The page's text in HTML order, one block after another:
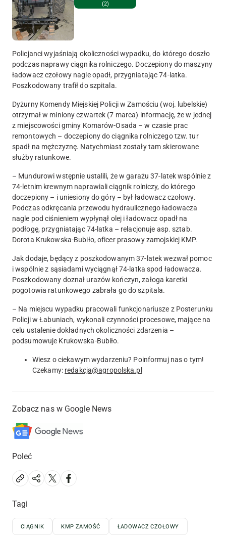
(2)
Policjanci wyjaśniają okoliczności wypadku, do którego doszło
podczas naprawy ciągnika rolniczego. Doczepiony do maszyny
ładowacz czołowy nagle opadł, przygniatając 74-latka.
Poszkodowany trafił do szpitala.
Dyżurny Komendy Miejskiej Policji w Zamościu (woj. lubelskie)
otrzymał w miniony czwartek (7 marca) informację, że w jednej
z miejscowości gminy Komarów-Osada – w czasie prac
remontowych – doczepiony do ciągnika rolniczego tzw. tur
spadł na mężczyznę. Natychmiast zostały tam skierowane
służby ratunkowe.
– Mundurowi wstępnie ustalili, że w garażu 37-latek wspólnie z
74-letnim krewnym naprawiali ciągnik rolniczy, do którego
doczepiony – i uniesiony do góry – był ładowacz czołowy.
Podczas odkręcania przewodu hydraulicznego ładowacza
nagle pod ciśnieniem wypłynął olej i ładowacz opadł na
podłogę, przygniatając 74-latka – relacjonuje asp. sztab.
Dorota Krukowska-Bubiło, oficer prasowy zamojskiej KMP.
Jak dodaje, będący z poszkodowanym 37-latek wezwał pomoc
i wspólnie z sąsiadami wyciągnął 74-latka spod ładowacza.
Poszkodowany doznał urazów kończyn, załoga karetki
pogotowia ratunkowego zabrała go do szpitala.
– Na miejscu wypadku pracowali funkcjonariusze z Posterunku
Policji w Łabuniach, wykonali czynności procesowe, mające na
celu ustalenie dokładnych okoliczności zdarzenia –
podsumowuje Krukowska-Bubiło.
Wiesz o ciekawym wydarzeniu? Poinformuj nas o tym!
Czekamy: redakcja@agropolska.pl
Zobacz nas w Google News
Poleć
Tagi
CIĄGNIK KMP ZAMOŚĆ ŁADOWACZ CZOŁOWY